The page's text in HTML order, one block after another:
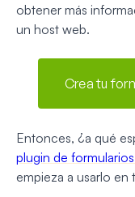
obtener más
un host web.
Crea tu
Entonces, ¿a qué
plugin de
empieza a usarlo en